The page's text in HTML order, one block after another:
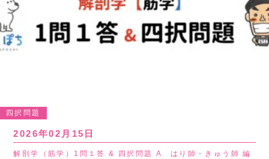
四択問題
2026年02月15日
解剖学（筋学）1問１答 & 四択問題 A はり師・きゅう師 編